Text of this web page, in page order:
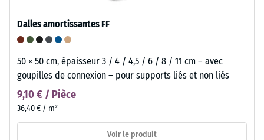
Dalles amortissantes FF
50 × 50 cm, épaisseur 3 / 4 / 4,5 / 6 / 8 / 11 cm – avec
goupilles de connexion – pour supports liés et non liés
9,10 € / Pièce
36,40 € / m²
Voir le produit